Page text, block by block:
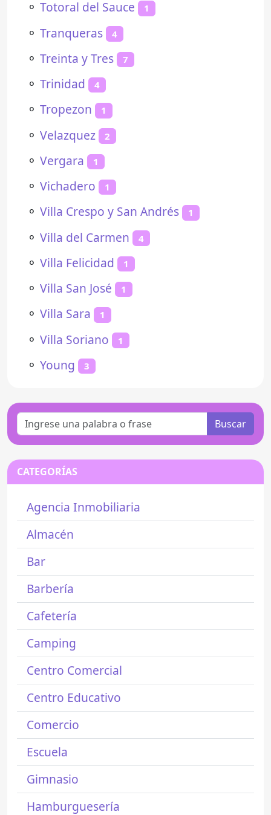
⚬ Totoral del Sauce 1
⚬ Tranqueras 4
⚬ Treinta y Tres 7
⚬ Trinidad 4
⚬ Tropezon 1
⚬ Velazquez 2
⚬ Vergara 1
⚬ Vichadero 1
⚬ Villa Crespo y San Andrés 1
⚬ Villa del Carmen 4
⚬ Villa Felicidad 1
⚬ Villa San José 1
⚬ Villa Sara 1
⚬ Villa Soriano 1
⚬ Young 3
Buscar
CATEGORÍAS
Agencia Inmobiliaria
Almacén
Bar
Barbería
Cafetería
Camping
Centro Comercial
Centro Educativo
Comercio
Escuela
Gimnasio
Hamburguesería